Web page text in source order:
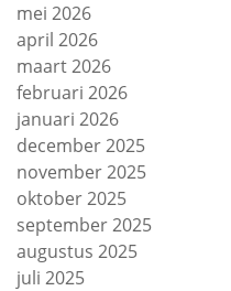
mei 2026
april 2026
maart 2026
februari 2026
januari 2026
december 2025
november 2025
oktober 2025
september 2025
augustus 2025
juli 2025